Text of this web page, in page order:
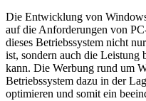
Die Entwicklung von
auf die Anforderungen von
dieses Betriebssystem nicht
ist, sondern auch die Leistung
kann. Die Werbung rund um
Betriebssystem dazu in der
optimieren und somit ein